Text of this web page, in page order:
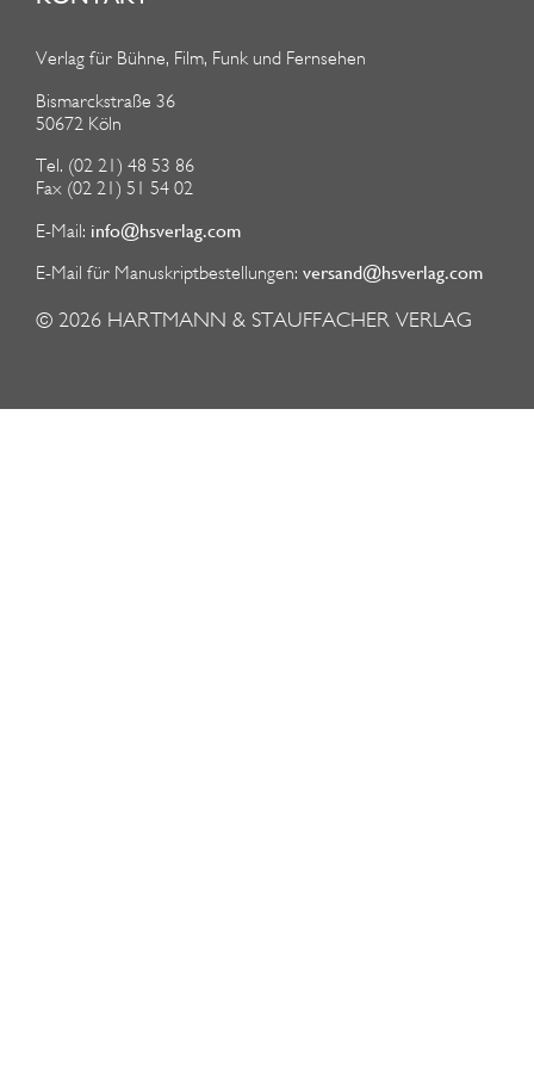
Verlag für Bühne, Film, Funk und Fernsehen
Bismarckstraße 36
50672 Köln
Tel. (02 21) 48 53 86
Fax (02 21) 51 54 02
E-Mail: info@hsverlag.com
E-Mail für Manuskriptbestellungen: versand@hsverlag.com
© 2026 HARTMANN & STAUFFACHER VERLAG